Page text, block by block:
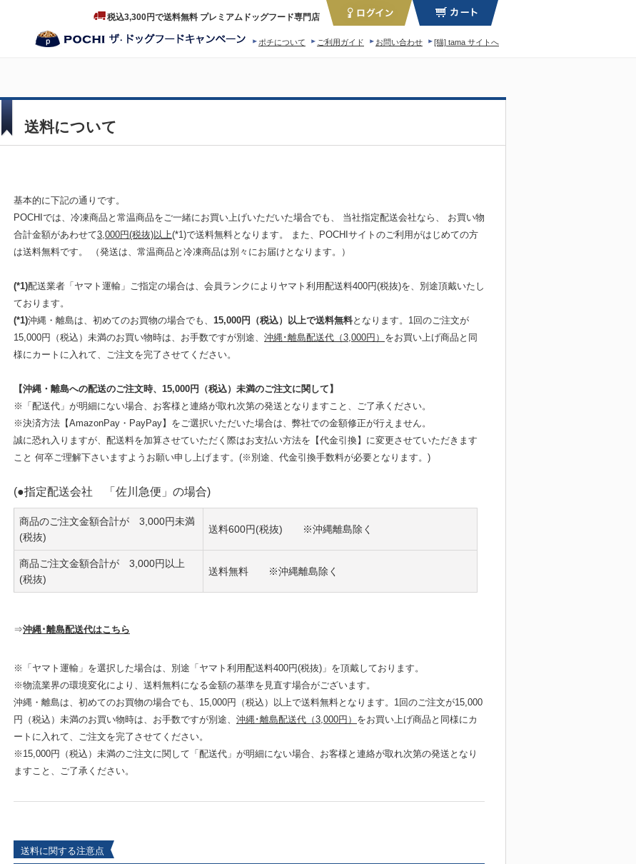
税込3,300円で送料無料 プレミアムドッグフード専門店
[猫] tama サイトへ
お問い合わせ
ご利用ガイド
ポチについて
送料について
基本的に下記の通りです。
POCHIでは、冷凍商品と常温商品をご一緒にお買い上げいただいた場合でも、 当社指定配送会社なら、 お買い物
合計金額があわせて3,000円(税抜)以上(*1)で送料無料となります。 また、POCHIサイトのご利用がはじめての方
は送料無料です。 （発送は、常温商品と冷凍商品は別々にお届けとなります。）
(*1)配送業者「ヤマト運輸」ご指定の場合は、会員ランクによりヤマト利用配送料400円(税抜)を、別途頂戴いたし
ております。
(*1)沖縄・離島は、初めてのお買物の場合でも、 15,000円（税込）以上で送料無料となります。1回のご注文が
15,000円（税込）未満のお買い物時は、お手数ですが別途、 沖縄･離島配送代（3,000円） をお買い上げ商品と同
様にカートに入れて、ご注文を完了させてください。
【沖縄・離島への配送のご注文時、15,000円（税込）未満のご注文に関して】
※「配送代」が明細にない場合、お客様と連絡が取れ次第の発送となりますこと、ご了承ください。
※決済方法【AmazonPay・PayPay】をご選択いただいた場合は、弊社での金額修正が行えません。
誠に恐れ入りますが、配送料を加算させていただく際はお支払い方法を【代金引換】に変更させていただきます
こと 何卒ご理解下さいますようお願い申し上げます。(※別途、代金引換手数料が必要となります。)
(●指定配送会社 「佐川急便」の場合)
商品のご注文金額合計が 3,000円未満
(税抜)
送料600円(税抜) ※沖縄離島除く
商品ご注文金額合計が 3,000円以上
(税抜)
送料無料 ※沖縄離島除く
⇒沖縄･離島配送代はこちら
※「ヤマト運輸」を選択した場合は、別途「ヤマト利用配送料400円(税抜)」を頂戴しております。
※物流業界の環境変化により、送料無料になる金額の基準を見直す場合がございます。
沖縄・離島は、初めてのお買物の場合でも、15,000円（税込）以上で送料無料となります。1回のご注文が15,000
円（税込）未満のお買い物時は、お手数ですが別途、 沖縄･離島配送代（3,000円） をお買い上げ商品と同様にカ
ートに入れて、ご注文を完了させてください。
※15,000円（税込）未満のご注文に関して「配送代」が明細にない場合、お客様と連絡が取れ次第の発送となり
ますこと、ご了承ください。
送料に関する注意点